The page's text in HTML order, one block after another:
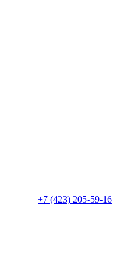
+7 (423) 205-59-16